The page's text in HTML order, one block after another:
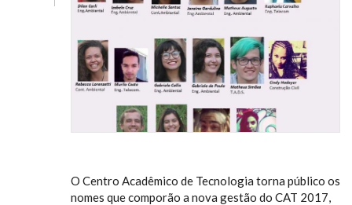
O Centro Acadêmico de Tecnologia torna público os
nomes que comporão a nova gestão do CAT 2017,